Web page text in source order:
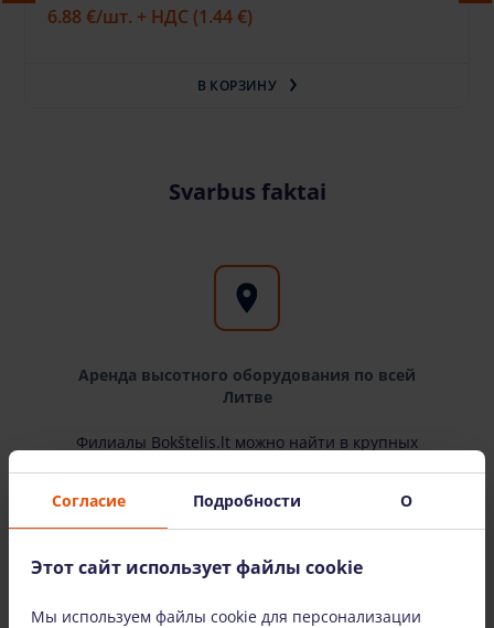
6.88 €/шт. + НДС (1.44 €)
В КОРЗИНУ
Svarbus faktai
Аренда высотного оборудования по всей
Литве
Филиалы Bokštelis.lt можно найти в крупных
и Шяуляе. Доставляем оборудование по всей
Литве.
Согласие Подробности О
Этот сайт использует файлы cookie
Мы используем файлы cookie для персонализации